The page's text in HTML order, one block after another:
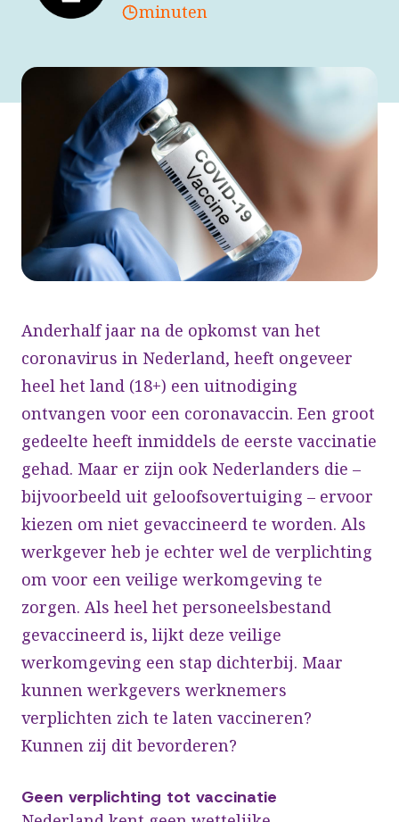
minuten
Anderhalf jaar na de opkomst van het
coronavirus in Nederland, heeft ongeveer
heel het land (18+) een uitnodiging
ontvangen voor een coronavaccin. Een groot
gedeelte heeft inmiddels de eerste vaccinatie
gehad. Maar er zijn ook Nederlanders die –
bijvoorbeeld uit geloofsovertuiging – ervoor
kiezen om niet gevaccineerd te worden. Als
werkgever heb je echter wel de verplichting
om voor een veilige werkomgeving te
zorgen. Als heel het personeelsbestand
gevaccineerd is, lijkt deze veilige
werkomgeving een stap dichterbij. Maar
kunnen werkgevers werknemers
verplichten zich te laten vaccineren?
Kunnen zij dit bevorderen?
Geen verplichting tot vaccinatie